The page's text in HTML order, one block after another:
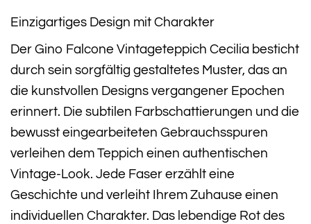
Einzigartiges Design mit Charakter
Der Gino Falcone Vintageteppich Cecilia besticht
durch sein sorgfältig gestaltetes Muster, das an
die kunstvollen Designs vergangener Epochen
erinnert. Die subtilen Farbschattierungen und die
bewusst eingearbeiteten Gebrauchsspuren
verleihen dem Teppich einen authentischen
Vintage-Look. Jede Faser erzählt eine
Geschichte und verleiht Ihrem Zuhause einen
individuellen Charakter. Das lebendige Rot des